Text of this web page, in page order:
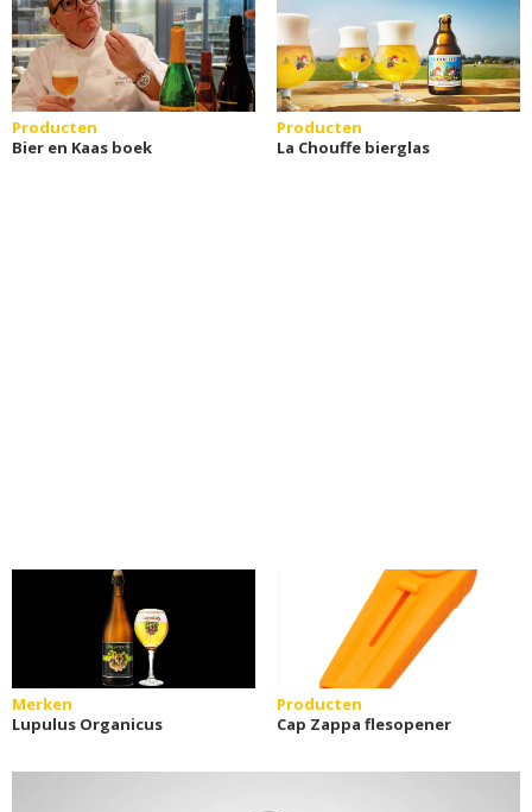
Producten
Bier en Kaas boek
Producten
La Chouffe bierglas
Merken
Lupulus Organicus
Producten
Cap Zappa flesopener